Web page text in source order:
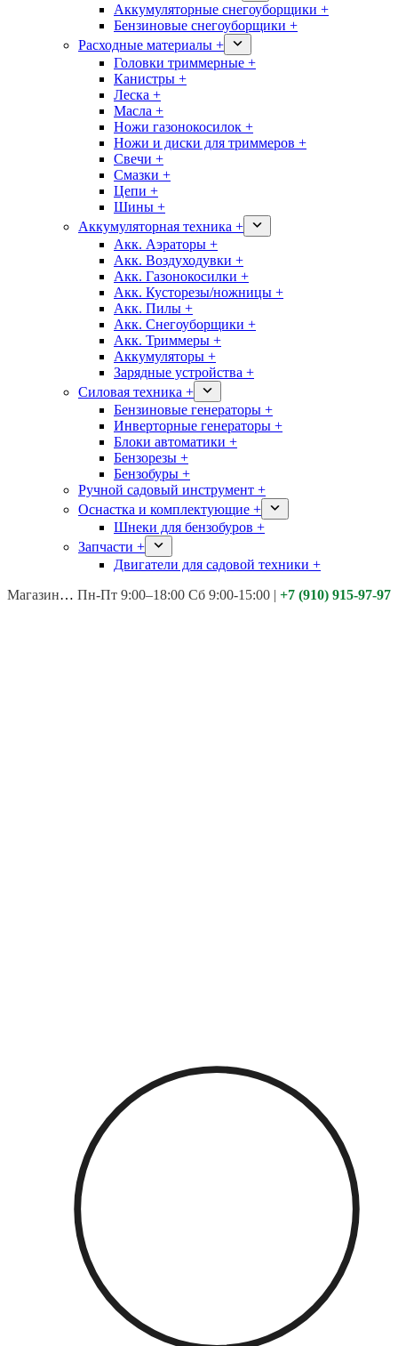
Аккумуляторные снегоуборщики +
Бензиновые снегоуборщики +
Расходные материалы +
Головки триммерные +
Канистры +
Леска +
Масла +
Ножи газонокосилок +
Ножи и диски для триммеров +
Свечи +
Смазки +
Цепи +
Шины +
Аккумуляторная техника +
Акк. Аэраторы +
Акк. Воздуходувки +
Акк. Газонокосилки +
Акк. Кусторезы/ножницы +
Акк. Пилы +
Акк. Снегоуборщики +
Акк. Триммеры +
Аккумуляторы +
Зарядные устройства +
Силовая техника +
Бензиновые генераторы +
Инверторные генераторы +
Блоки автоматики +
Бензорезы +
Бензобуры +
Ручной садовый инструмент +
Оснастка и комплектующие +
Шнеки для бензобуров +
Запчасти +
Двигатели для садовой техники +
Магазины: Калуга ул. Московская д.113
Пн-Пт 9:00–18:00 Сб 9:00-15:00 | +7 (910) 915-97-97